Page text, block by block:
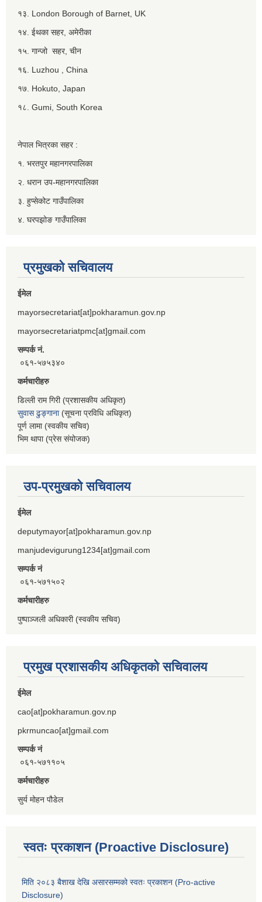
१३. London Borough of Barnet, UK
१४. ईथका सहर, अमेरीका
१५. गान्जो सहर, चीन
१६. Luzhou , China
१७. Hokuto, Japan
१८. Gumi, South Korea
नेपाल भित्रका सहर :
१. भरतपुर महानगरपालिका
२. धरान उप-महानगरपालिका
३. हुप्सेकोट गाउँपालिका
४. घरपझोङ गाउँपालिका
प्रमुखको सचिवालय
ईमेल
mayorsecretariat[at]pokharamun.gov.np
mayorsecretariatpmc[at]gmail.com
सम्पर्क नं.
०६१-५७५३४०
कर्मचारीहरु
डिल्ली राम गिरी (प्रशासकीय अधिकृत)
सुवास ढुङ्गाना(सूचना प्रविधि अधिकृत)
पूर्ण लामा (स्वकीय सचिव)
भिम थापा (प्रेस संयोजक)
उप-प्रमुखको सचिवालय
ईमेल
deputymayor[at]pokharamun.gov.np
manjudevigurung1234[at]gmail.com
सम्पर्क नं
०६१-५७१५०२
कर्मचारीहरु
पुष्पाञ्जली अधिकारी (स्वकीय सचिव)
प्रमुख प्रशासकीय अधिकृतको सचिवालय
ईमेल
cao[at]pokharamun.gov.np
pkrmuncao[at]gmail.com
सम्पर्क नं
०६१-५७११०५
कर्मचारीहरु
सुर्य मोहन पौडेल
स्वतः प्रकाशन (Proactive Disclosure)
मिति २०८३ बैशाख देखि असारसम्मको स्वतः प्रकाशन (Pro-active
Disclosure)